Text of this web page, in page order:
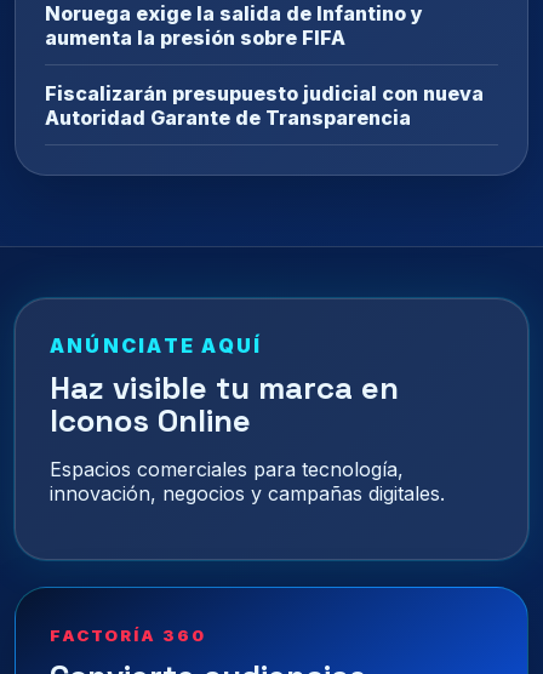
Noruega exige la salida de Infantino y
aumenta la presión sobre FIFA
Fiscalizarán presupuesto judicial con nueva
Autoridad Garante de Transparencia
ANÚNCIATE AQUÍ
Haz visible tu marca en
Iconos Online
Espacios comerciales para tecnología,
innovación, negocios y campañas digitales.
FACTORÍA 360